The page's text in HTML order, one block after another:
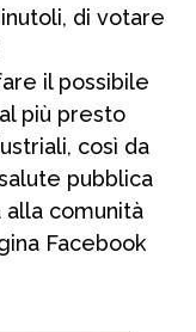
di votare
il possibile
più presto
così da
pubblica
alla comunità
Facebook